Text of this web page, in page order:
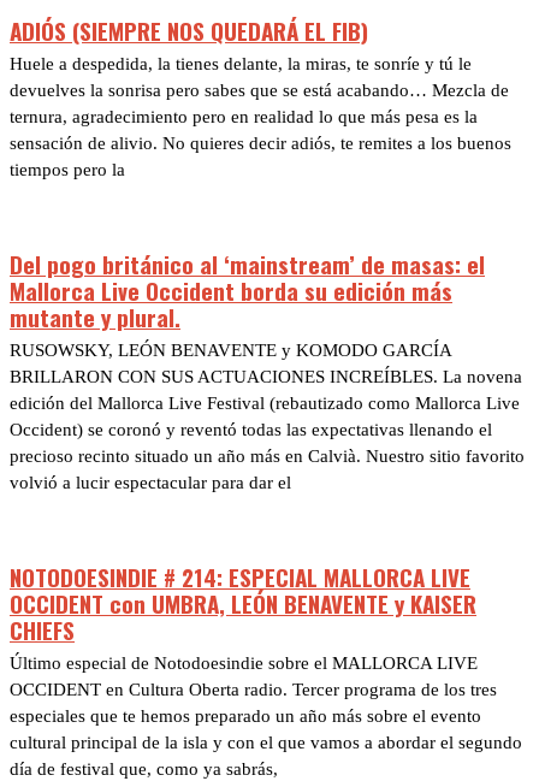
ADIÓS (SIEMPRE NOS QUEDARÁ EL FIB)
Huele a despedida, la tienes delante, la miras, te sonríe y tú le
devuelves la sonrisa pero sabes que se está acabando… Mezcla de
ternura, agradecimiento pero en realidad lo que más pesa es la
sensación de alivio. No quieres decir adiós, te remites a los buenos
tiempos pero la
Del pogo británico al ‘mainstream’ de masas: el
Mallorca Live Occident borda su edición más
mutante y plural.
RUSOWSKY, LEÓN BENAVENTE y KOMODO GARCÍA
BRILLARON CON SUS ACTUACIONES INCREÍBLES. La novena
edición del Mallorca Live Festival (rebautizado como Mallorca Live
Occident) se coronó y reventó todas las expectativas llenando el
precioso recinto situado un año más en Calvià. Nuestro sitio favorito
volvió a lucir espectacular para dar el
NOTODOESINDIE # 214: ESPECIAL MALLORCA LIVE
OCCIDENT con UMBRA, LEÓN BENAVENTE y KAISER
CHIEFS
Último especial de Notodoesindie sobre el MALLORCA LIVE
OCCIDENT en Cultura Oberta radio. Tercer programa de los tres
especiales que te hemos preparado un año más sobre el evento
cultural principal de la isla y con el que vamos a abordar el segundo
día de festival que, como ya sabrás,